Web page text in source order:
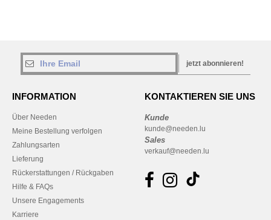
jetzt abonnieren!
INFORMATION
Über Needen
Meine Bestellung verfolgen
Zahlungsarten
Lieferung
Rückerstattungen / Rückgaben
Hilfe & FAQs
Unsere Engagements
Karriere
KONTAKTIEREN SIE UNS
Kunde
kunde@needen.lu
Sales
verkauf@needen.lu